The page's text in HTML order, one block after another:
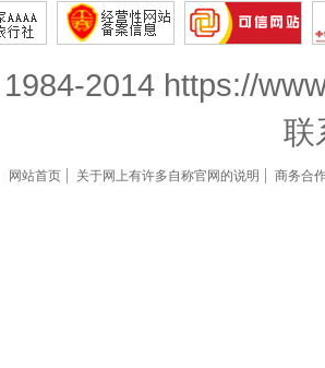
2014 https://
联
网站首页 关于网上有许多自称官网的说明 商务合